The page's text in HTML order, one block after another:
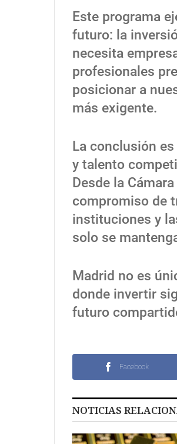
Este programa
futuro: la
necesita
profesionales
posicionar a
más exigente.
La conclusión
y talento
Desde la
compromiso de
instituciones y
solo se
Madrid no es
donde invertir
futuro
Facebook
NOTICIAS